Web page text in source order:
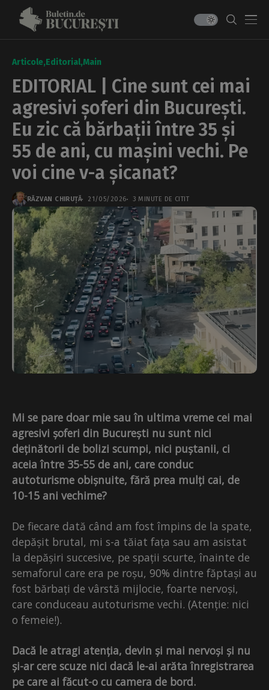
Articole Editorial Main
EDITORIAL | Cine sunt cei mai
agresivi șoferi din București.
Eu zic că bărbații între 35 și
55 de ani, cu mașini vechi. Pe
voi cine v-a șicanat?
RĂZVAN CHIRUȚĂ 21/05/2026 3 MINUTE DE CITIT
Mi se pare doar mie sau în ultima vreme cei mai
agresivi șoferi din București nu sunt nici
deținătorii de bolizi scumpi, nici puștanii, ci
aceia între 35-55 de ani, care conduc
autoturisme obișnuite, fără prea mulți cai, de
10-15 ani vechime?
De fiecare dată când am fost împins de la spate,
depășit brutal, mi s-a tăiat fața sau am asistat
la depășiri succesive, pe spații scurte, înainte de
semaforul care era pe roșu, 90% dintre făptași au
fost bărbați de vârstă mijlocie, foarte nervoși,
care conduceau autoturisme vechi. (Atenție: nici
o femeie!).
Dacă le atragi atenția, devin și mai nervoși și nu
și-ar cere scuze nici dacă le-ai arăta înregistrarea
pe care ai făcut-o cu camera de bord.